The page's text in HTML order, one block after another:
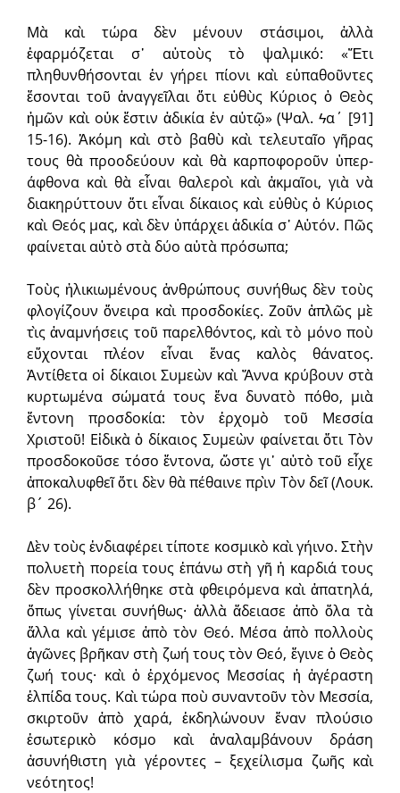
Μὰ καὶ τώρα δὲν μένουν στάσιμοι, ἀλλὰ
ἐφαρμόζεται σ᾿ αὐτοὺς τὸ ψαλμικό: «Ἔτι
πληθυνθήσονται ἐν γήρει πίονι καὶ εὐπαθοῦντες
ἔσονται τοῦ ἀναγγεῖλαι ὅτι εὐθὺς Κύριος ὁ Θεὸς
ἡμῶν καὶ οὐκ ἔστιν ἀδικία ἐν αὐτῷ» (Ψαλ. ϟα΄ [91]
15-16). Ἀκόμη καὶ στὸ βαθὺ καὶ τελευταῖο γῆρας
τους θὰ προοδεύουν καὶ θὰ καρποφοροῦν ὑπερ­
άφθονα καὶ θὰ εἶναι θαλεροὶ καὶ ἀκμαῖοι, γιὰ νὰ
διακηρύττουν ὅτι εἶναι δίκαιος καὶ εὐθὺς ὁ Κύριος
καὶ Θεός μας, καὶ δὲν ὑπάρχει ἀδικία σ᾿ Αὐτόν. Πῶς
φαίνεται αὐτὸ στὰ δύο αὐτὰ πρόσωπα;
Τοὺς ἡλικιωμένους ἀνθρώπους συν­ήθως δὲν τοὺς
φλογίζουν ὄνειρα καὶ προσδοκίες. Ζοῦν ἁπλῶς μὲ
τὶς ἀναμνήσεις τοῦ παρελθόντος, καὶ τὸ μόνο ποὺ
εὔχονται πλέον εἶναι ἕνας καλὸς θάνατος.
Ἀντίθετα οἱ δίκαιοι Συμεὼν καὶ Ἄννα κρύβουν στὰ
κυρτωμένα σώματά τους ἕνα δυνατὸ πόθο, μιὰ
ἔντονη προσδοκία: τὸν ἐρχομὸ τοῦ Μεσσία
Χριστοῦ! Εἰδικὰ ὁ δίκαιος Συμεὼν φαίνεται ὅτι Τὸν
προσδοκοῦσε τόσο ἔντονα, ὥστε γι᾿ αὐτὸ τοῦ εἶχε
ἀποκαλυφθεῖ ὅτι δὲν θὰ πέθαινε πρὶν Τὸν δεῖ (Λουκ.
β´ 26).
Δὲν τοὺς ἐνδιαφέρει τίποτε κοσμικὸ καὶ γήινο. Στὴν
πολυετὴ πορεία τους ἐπάνω στὴ γῆ ἡ καρδιά τους
δὲν προσ­κολλήθηκε στὰ φθειρόμενα καὶ ἀπατηλά,
ὅπως γίνεται συνήθως· ἀλλὰ ἄδεια­σε ἀπὸ ὅλα τὰ
ἄλλα καὶ γέμισε ἀπὸ τὸν Θεό. Μέσα ἀπὸ πολλοὺς
ἀγῶνες βρῆκαν στὴ ζωή τους τὸν Θεό, ἔγινε ὁ Θεὸς
ζωή τους· καὶ ὁ ἐρχόμενος Μεσσίας ἡ ἀγέραστη
ἐλπίδα τους. Καὶ τώρα ποὺ συναντοῦν τὸν Μεσσία,
σκιρτοῦν ἀπὸ χαρά, ἐκδηλώνουν ἕναν πλούσιο
ἐσωτερικὸ κόσμο καὶ ἀναλαμβάνουν δράση
ἀσυνήθιστη γιὰ γέροντες – ξεχείλισμα ζωῆς καὶ
νεότητος!